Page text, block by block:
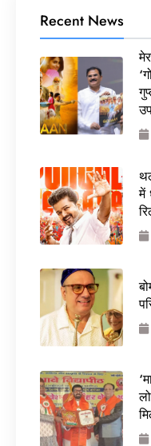
Recent News
में